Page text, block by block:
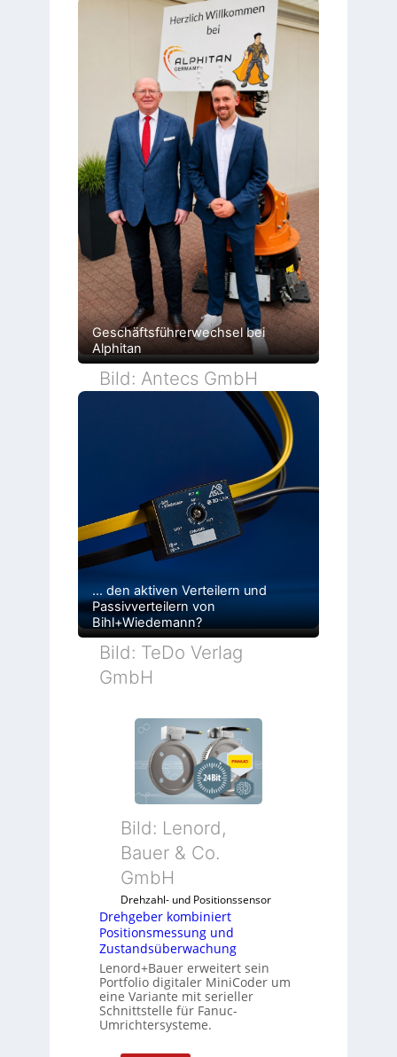
Geschäftsführerwechsel bei
Alphitan
Bild: Antecs GmbH
… den aktiven Verteilern und
Passivverteilern von
Bihl+Wiedemann?
Bild: TeDo Verlag
GmbH
Bild: Lenord,
Bauer & Co.
GmbH
Drehzahl- und Positionssensor
Drehgeber kombiniert
Positionsmessung und
Zustandsüberwachung
Lenord+Bauer erweitert sein
Portfolio digitaler MiniCoder um
eine Variante mit serieller
Schnittstelle für Fanuc-
Umrichtersysteme.